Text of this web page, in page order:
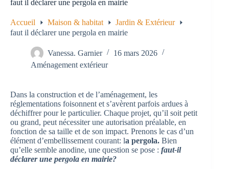
faut il déclarer une pergola en mairie
Accueil Maison & habitat
Jardin & Extérieur
faut il déclarer une pergola en mairie
Vanessa. Garnier
16 mars 2026
Aménagement extérieur
Dans la construction et de l’aménagement, les
réglementations foisonnent et s’avèrent parfois ardues à
déchiffrer pour le particulier. Chaque projet, qu’il soit petit
ou grand, peut nécessiter une autorisation préalable, en
fonction de sa taille et de son impact. Prenons le cas d’un
élément d’embellissement courant: la pergola. Bien
qu’elle semble anodine, une question se pose : faut-il
déclarer une pergola en mairie?